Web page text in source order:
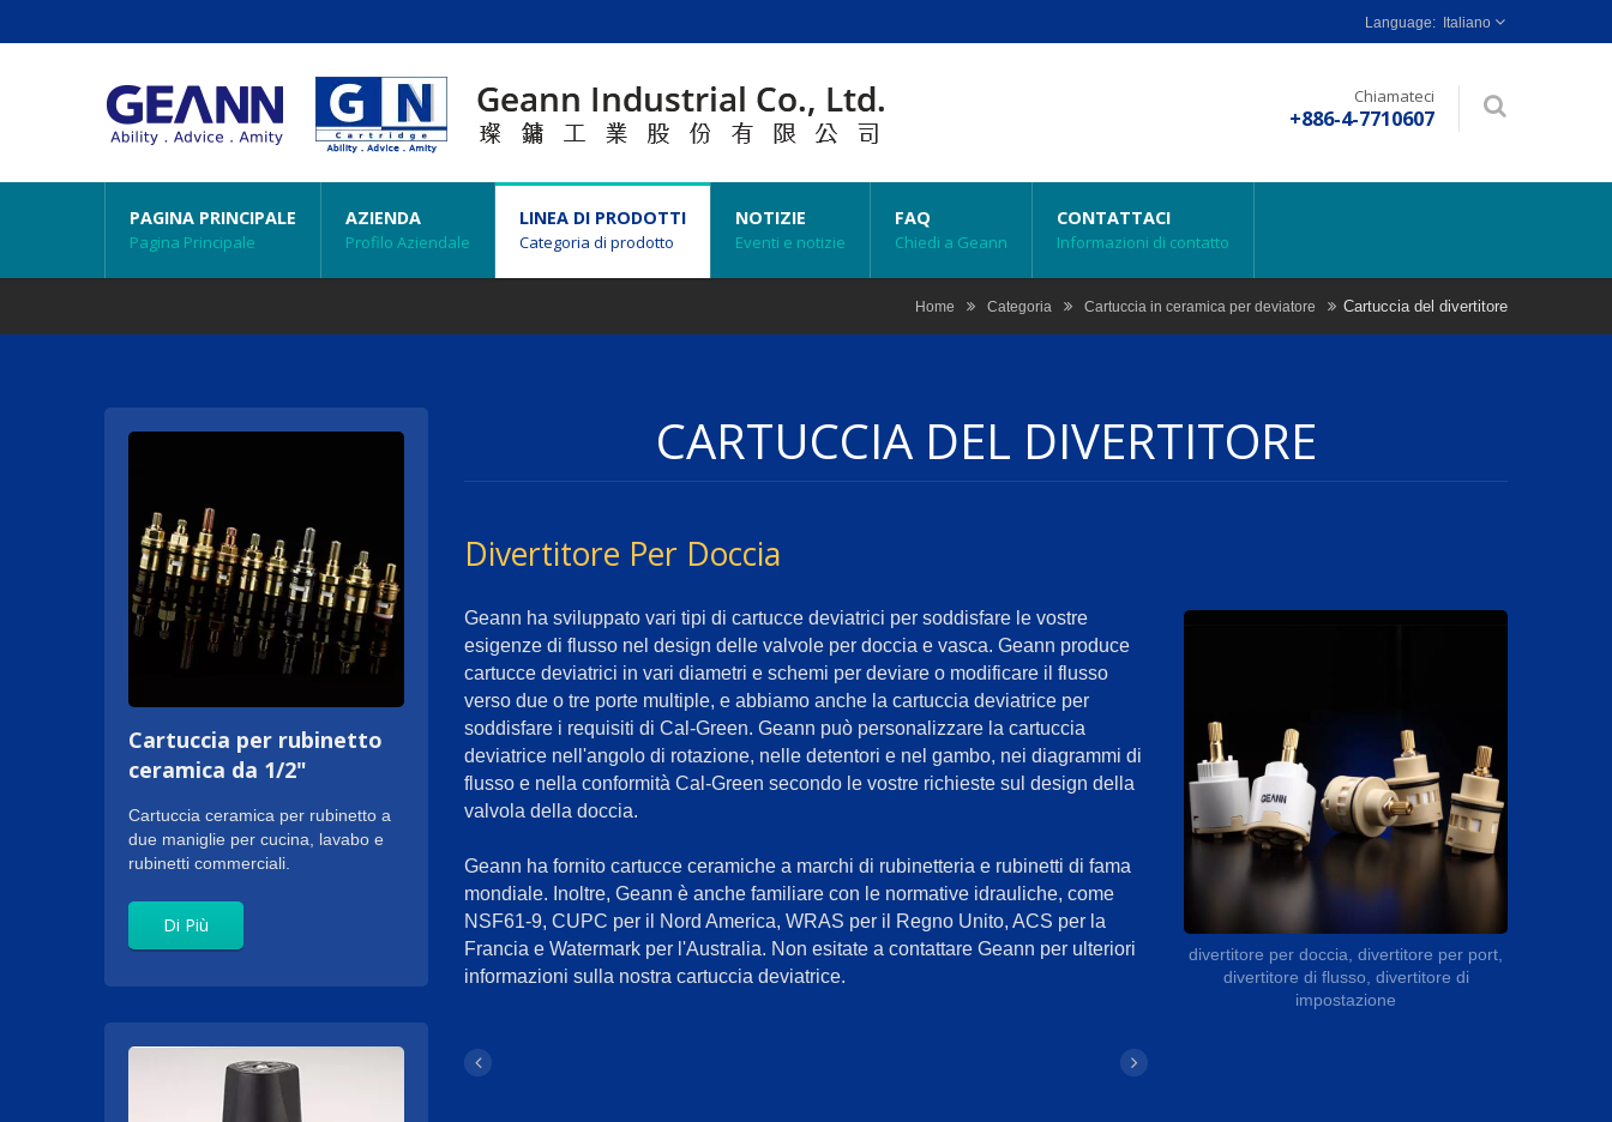
Italiano
Chiamateci
+886-4-7710607
PAGINA PRINCIPALE
Pagina Principale
AZIENDA
Profilo Aziendale
LINEA DI PRODOTTI
Categoria di prodotto
NOTIZIE
Eventi e notizie
FAQ
Chiedi a Geann
CONTATTACI
Informazioni di contatto
Home Categoria Cartuccia in ceramica per deviatore Cartuccia del divertitore
Cartuccia per rubinetto
ceramica da 1/2"
Cartuccia ceramica per rubinetto a
due maniglie per cucina, lavabo e
rubinetti commerciali.
Di Più
CARTUCCIA DEL DIVERTITORE
Divertitore Per Doccia
divertitore per doccia, divertitore per port,
divertitore di flusso, divertitore di
impostazione
Geann ha sviluppato vari tipi di cartucce deviatrici per soddisfare le vostre
esigenze di flusso nel design delle valvole per doccia e vasca. Geann produce
cartucce deviatrici in vari diametri e schemi per deviare o modificare il flusso
verso due o tre porte multiple, e abbiamo anche la cartuccia deviatrice per
soddisfare i requisiti di Cal-Green. Geann può personalizzare la cartuccia
deviatrice nell'angolo di rotazione, nelle detentori e nel gambo, nei diagrammi di
flusso e nella conformità Cal-Green secondo le vostre richieste sul design della
valvola della doccia.
Geann ha fornito cartucce ceramiche a marchi di rubinetteria e rubinetti di fama
mondiale. Inoltre, Geann è anche familiare con le normative idrauliche, come
NSF61-9, CUPC per il Nord America, WRAS per il Regno Unito, ACS per la
Francia e Watermark per l'Australia. Non esitate a contattare Geann per ulteriori
informazioni sulla nostra cartuccia deviatrice.